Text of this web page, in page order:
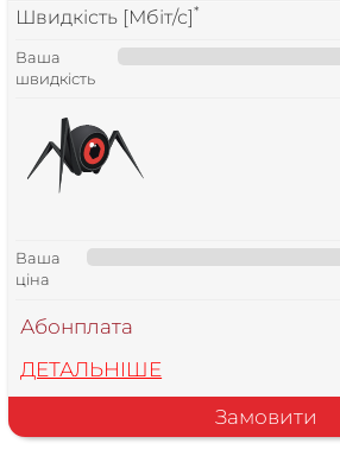
Швидкість [Мбіт/с]*
Ваша
швидкість
Ваша
ціна
Абонплата
ДЕТАЛЬНІШЕ
Замовити